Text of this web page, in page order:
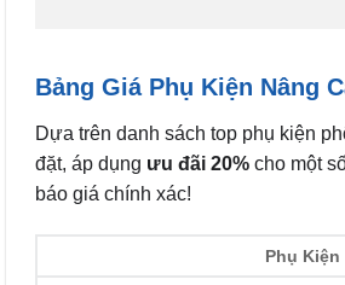
Bảng Giá Phụ Kiện Nâng
Dựa trên danh sách top phụ kiện
đặt, áp dụng ưu đãi 20% cho một
báo giá chính xác!
Phụ Kiện